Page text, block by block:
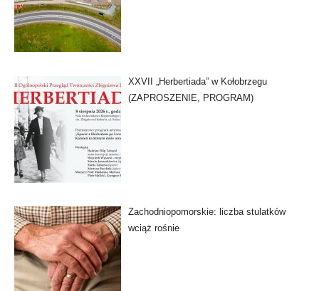
XXVII „Herbertiada” w Kołobrzegu
(ZAPROSZENIE, PROGRAM)
Zachodniopomorskie: liczba stulatków
wciąż rośnie